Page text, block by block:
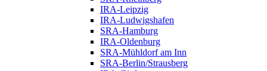
IRA-Leipzig
IRA-Ludwigshafen
SRA-Hamburg
IRA-Oldenburg
SRA-Mühldorf am Inn
SRA-Berlin/Strausberg